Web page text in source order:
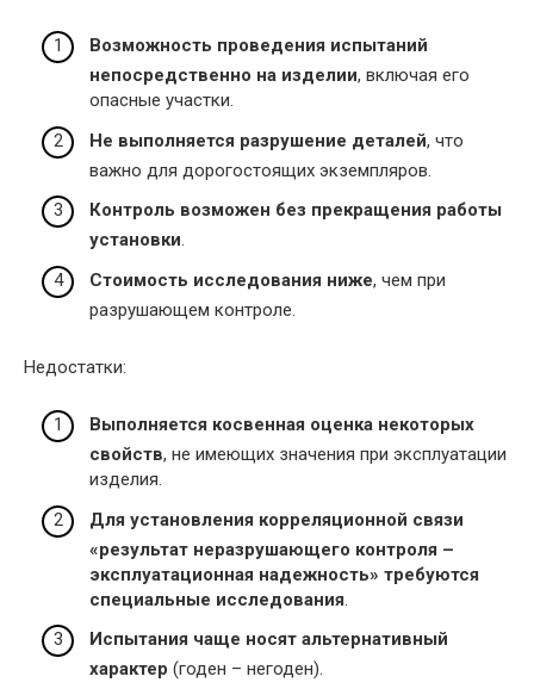
Возможность проведения испытаний
непосредственно на изделии, включая его
опасные участки.
Не выполняется разрушение деталей, что
важно для дорогостоящих экземпляров.
Контроль возможен без прекращения работы
установки.
Стоимость исследования ниже, чем при
разрушающем контроле.
Недостатки:
Выполняется косвенная оценка некоторых
свойств, не имеющих значения при эксплуатации
изделия.
Для установления корреляционной связи
«результат неразрушающего контроля –
эксплуатационная надежность» требуются
специальные исследования.
Испытания чаще носят альтернативный
характер (годен – негоден).